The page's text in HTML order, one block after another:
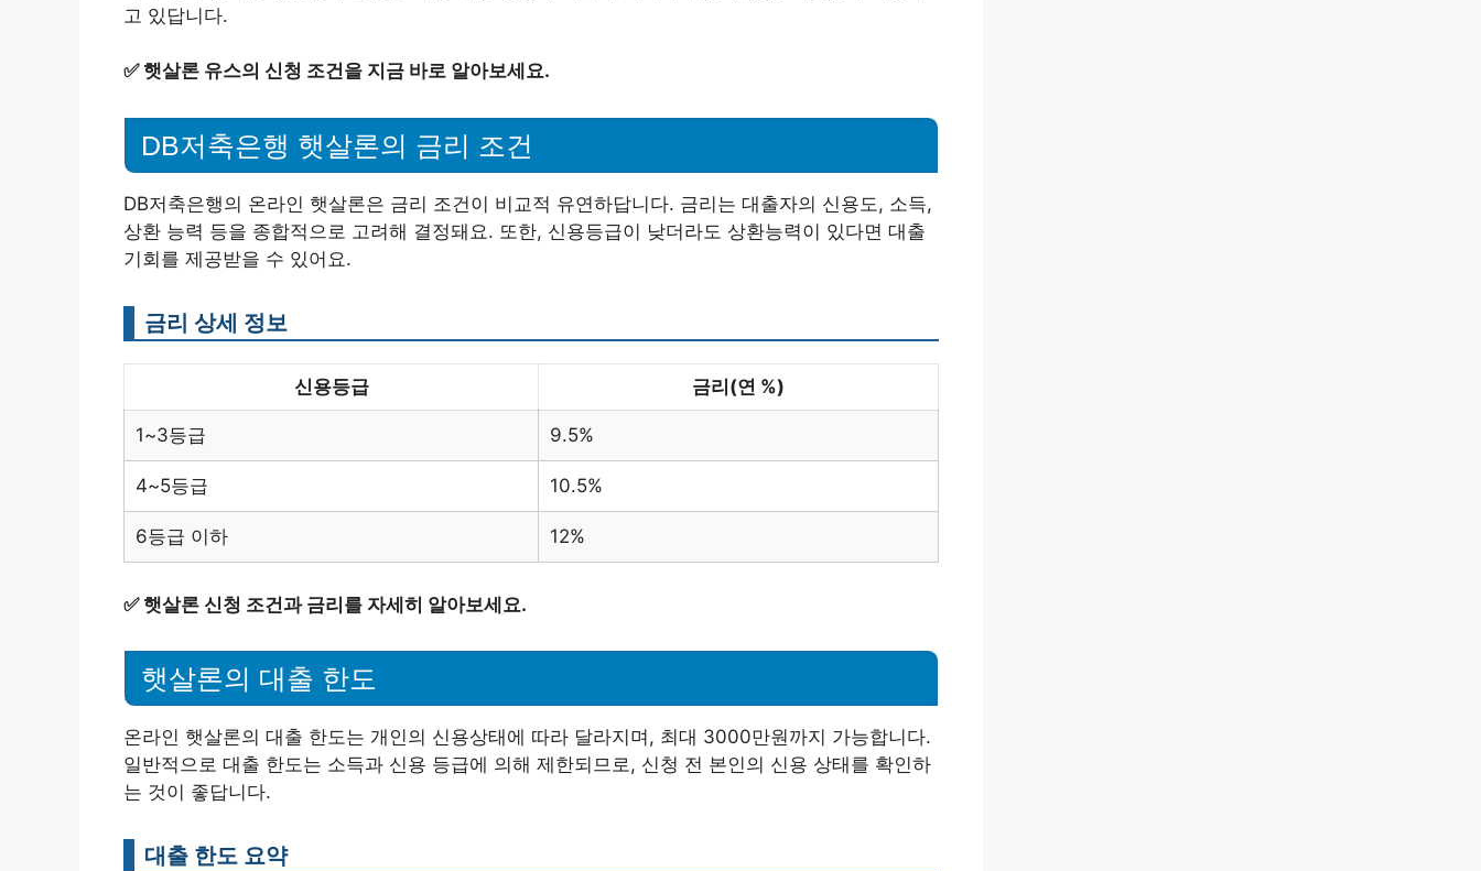
고 있답니다.
✅ 햇살론 유스의 신청 조건을 지금 바로 알아보세요.
DB저축은행 햇살론의 금리 조건
DB저축은행의 온라인 햇살론은 금리 조건이 비교적 유연하답니다. 금리는 대출자의 신용도, 소득,
상환 능력 등을 종합적으로 고려해 결정돼요. 또한, 신용등급이 낮더라도 상환능력이 있다면 대출
기회를 제공받을 수 있어요.
금리 상세 정보
신용등급 금리(연 %)
1~3등급 9.5%
4~5등급 10.5%
6등급 이하 12%
✅ 햇살론 신청 조건과 금리를 자세히 알아보세요.
햇살론의 대출 한도
온라인 햇살론의 대출 한도는 개인의 신용상태에 따라 달라지며, 최대 3000만원까지 가능합니다.
일반적으로 대출 한도는 소득과 신용 등급에 의해 제한되므로, 신청 전 본인의 신용 상태를 확인하
는 것이 좋답니다.
대출 한도 요약